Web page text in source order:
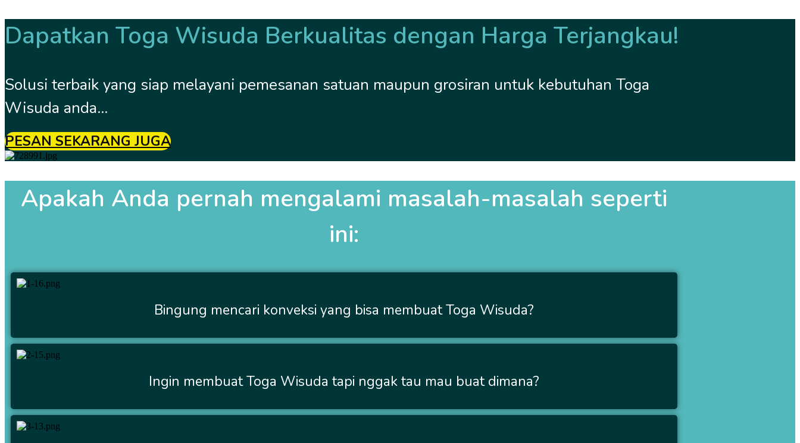
Dapatkan Toga Wisuda Berkualitas dengan Harga Terjangkau!
Solusi terbaik yang siap melayani pemesanan satuan maupun grosiran untuk kebutuhan Toga
Wisuda anda...
PESAN SEKARANG JUGA
Apakah Anda pernah mengalami masalah-masalah seperti
ini:
Bingung mencari konveksi yang bisa membuat Toga Wisuda?
Ingin membuat Toga Wisuda tapi nggak tau mau buat dimana?